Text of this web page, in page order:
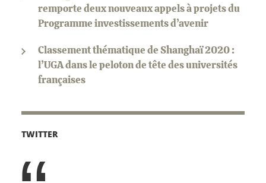
remporte deux nouveaux appels à projets du
Programme investissements d’avenir
Classement thématique de Shanghaï 2020 :
l’UGA dans le peloton de tête des universités
françaises
TWITTER